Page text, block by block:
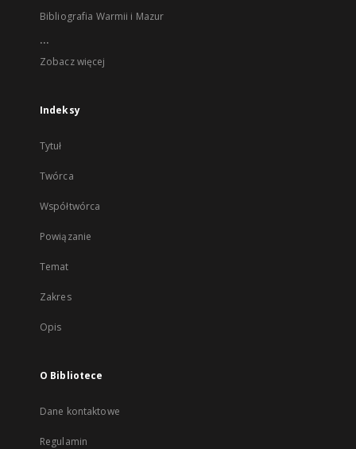
Bibliografia Warmii i Mazur
...
Zobacz więcej
Indeksy
Tytuł
Twórca
Współtwórca
Powiązanie
Temat
Zakres
Opis
O Bibliotece
Dane kontaktowe
Regulamin